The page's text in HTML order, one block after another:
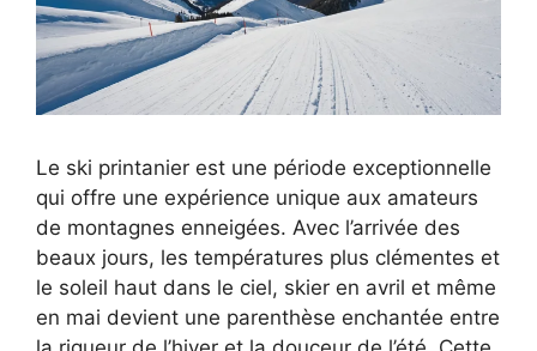
Le ski printanier est une période exceptionnelle
qui offre une expérience unique aux amateurs
de montagnes enneigées. Avec l’arrivée des
beaux jours, les températures plus clémentes et
le soleil haut dans le ciel, skier en avril et même
en mai devient une parenthèse enchantée entre